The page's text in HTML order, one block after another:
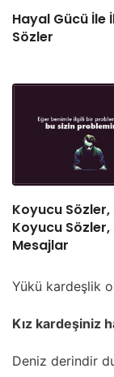
Hayal Gücü İle
Sözler
Koyucu Sözler,
Koyucu
Mesajlar
Yükü kardeşlik
Kız kardeşiniz
Deniz derindir